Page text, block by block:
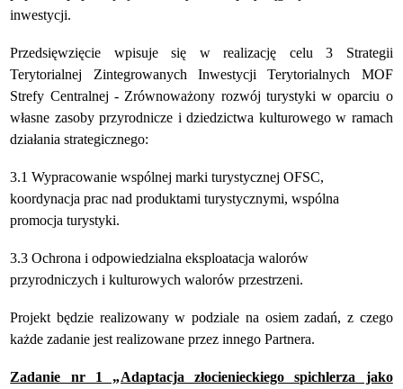
inwestycji.
Przedsięwzięcie wpisuje się w realizację celu 3 Strategii
Terytorialnej Zintegrowanych Inwestycji Terytorialnych MOF
Strefy Centralnej - Zrównoważony rozwój turystyki w oparciu o
własne zasoby przyrodnicze i dziedzictwa kulturowego w ramach
działania strategicznego:
3.1 Wypracowanie wspólnej marki turystycznej OFSC,
koordynacja prac nad produktami turystycznymi, wspólna
promocja turystyki.
3.3 Ochrona i odpowiedzialna eksploatacja walorów
przyrodniczych i kulturowych walorów przestrzeni.
Projekt będzie realizowany w podziale na osiem zadań, z czego
każde zadanie jest realizowane przez innego Partnera.
Zadanie nr 1 „Adaptacja złocienieckiego spichlerza jako